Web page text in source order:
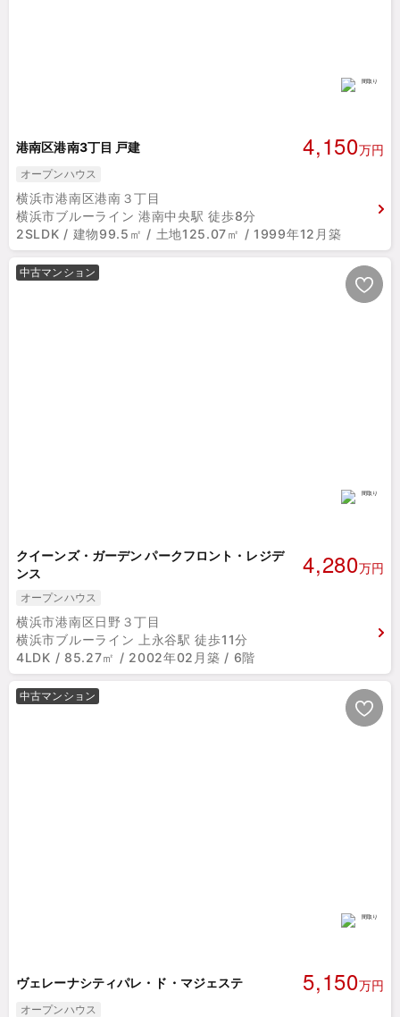
港南区港南3丁目 戸建 4,150万円
オープンハウス
横浜市港南区港南３丁目
横浜市ブルーライン 港南中央駅 徒歩8分
2SLDK / 建物99.5㎡ / 土地125.07㎡ / 1999年12月築
中古マンション
クイーンズ・ガーデン パークフロント・レジデ
ンス
4,280万円
オープンハウス
横浜市港南区日野３丁目
横浜市ブルーライン 上永谷駅 徒歩11分
4LDK / 85.27㎡ / 2002年02月築 / 6階
中古マンション
ヴェレーナシティパレ・ド・マジェステ 5,150万円
オープンハウス